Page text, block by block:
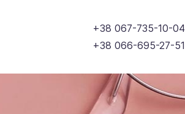
+38 067-735-10-04
+38 066-695-27-51